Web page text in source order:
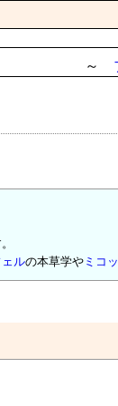
～
ルの本草学や ミコ